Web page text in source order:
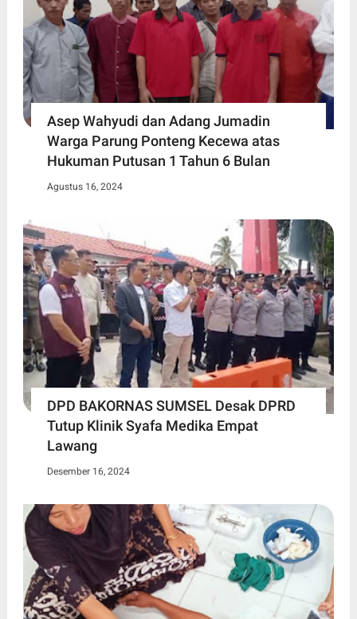
Asep Wahyudi dan Adang Jumadin
Warga Parung Ponteng Kecewa atas
Hukuman Putusan 1 Tahun 6 Bulan
Agustus 16, 2024
DPD BAKORNAS SUMSEL Desak DPRD
Tutup Klinik Syafa Medika Empat
Lawang
Desember 16, 2024